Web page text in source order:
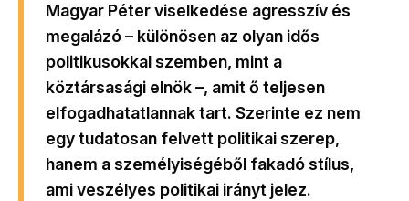
Magyar Péter viselkedése agresszív és
megalázó – különösen az olyan idős
politikusokkal szemben, mint a
köztársasági elnök –, amit ő teljesen
elfogadhatatlannak tart. Szerinte ez nem
egy tudatosan felvett politikai szerep,
hanem a személyiségéből fakadó stílus,
ami veszélyes politikai irányt jelez.